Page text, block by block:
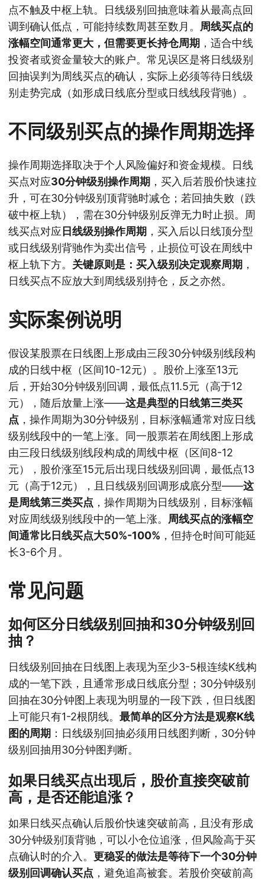
点不触及中枢上轨。日线级别回抽意味着从最高点回
调到确认低点，可能持续数周甚至数月。 周线买点的
涨幅空间通常更大，但需要更长持仓周期 ，适合中线
投资者或资金量较大的账户。常见误区是将日线级别
回抽误判为周线买点的确认，实际上必须等待日线级
别走势完成（如形成日线底分型或日线线段背驰）。
不同级别买点的操作周期选择
操作周期选择取决于个人风险偏好和资金规模。日线
买点对应30分钟级别操作周期 ，买入后若股价快速拉
升，可在30分钟级别顶背驰时减仓；若回抽失败（跌
破中枢上轨），需在30分钟级别反弹无力时止损。周
线买点对应日线级别操作周期 ，买入后以日线顶分型
或日线级别背驰作为卖出信号，止损位可设在周线中
枢上轨下方。 关键原则是：买入级别决定观察周期 ，
日线买点不应放大到周线级别持仓，反之亦然。
实际案例说明
假设某股票在日线图上形成由三段30分钟级别线段构
成的日线中枢（区间10-12元）。股价上涨至13元
后，开始30分钟级别回调，最低点11.5元（高于12
元），随后放量上涨——这是典型的日线第三类买
点 ，操作周期为30分钟级别，目标涨幅通常对应日线
级别线段中的一笔上涨。同一股票若在周线图上形成
由三段日线级别线段构成的周线中枢（区间8-12
元），股价涨至15元后出现日线级别回调，最低点13
元（高于12元），且日线级别回调形成底分型——这
是周线第三类买点 ，操作周期为日线级别，目标涨幅
对应周线级别线段中的一笔上涨。 周线买点的涨幅空
间通常比日线买点大50%-100% ，但持仓时间可能延
长3-6个月。
常见问题
如何区分日线级别回抽和30分钟级别回
抽？
日线级别回抽在日线图上表现为至少3-5根连续K线构
成的一笔下跌，且通常形成日线底分型；30分钟级别
回抽在30分钟图上表现为明显的一段下跌，但日线图
上可能只有1-2根阴线。 最简单的区分方法是观察K线
图的周期 ：日线级别回抽必须用日线图判断，30分钟
级别回抽用30分钟图判断。
如果日线买点出现后，股价直接突破前
高，是否还能追涨？
如果日线买点确认后股价快速突破前高，且没有形成
30分钟级别顶背驰，可以小仓位追涨，但风险高于买
点确认时的介入。 更稳妥的做法是等待下一个30分钟
级别回调确认买点 ，避免追高被套。若股价突破前高